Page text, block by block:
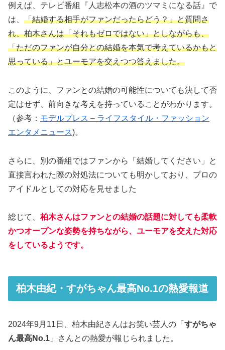
例えば、テレビ番組『人志松本の酒のツマミになる話』で
は、 「結婚する相手がファンだったらどう？」と質問さ
れ、柏木さんは「それもゼロではない」としながらも、
「ただのファンが自分との結婚を本気で考えているかもと
思っている」とユーモアを交えつつ答えました。
このように、ファンとの結婚の可能性についても決して否
定はせず、前向きな考えを持っていることがわかります​。
（参考： モデルプレス – ライフスタイル・ファッション
エンタメニュース)。
さらに、別の番組ではファンから「結婚してください」と
直接言われた際の対処法についても明かしており、プロの
アイドルとしての対応を見せました​
総じて、柏木さんはファンとの結婚の話題に対しても柔軟
かつオープンな姿勢を持ちながら、ユーモアを交えた対応
をしているようです。
柏木由紀・すがちゃん最高No.1の熱愛報道
2024年9月11日、柏木由紀さんはお笑い芸人の「 すがちゃ
ん最高No.1 」さんとの熱愛が報じられました。